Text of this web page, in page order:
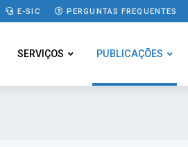
E-SIC PERGUNTAS FREQUENTES
SERVIÇOS PUBLICAÇÕES